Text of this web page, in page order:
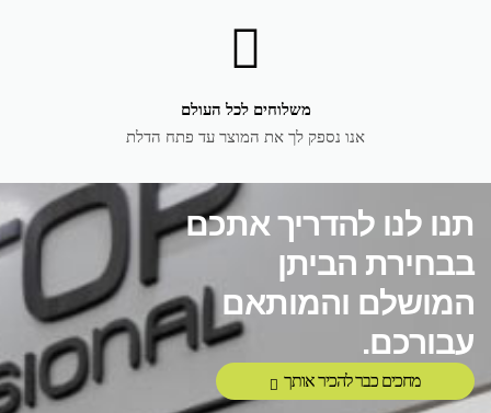
משלוחים לכל העולם
אנו נספק לך את המוצר עד פתח הדלת
תנו לנו להדריך אתכם
בבחירת הביתן
המושלם והמותאם
עבורכם.
מחכים כבר להכיר אותך